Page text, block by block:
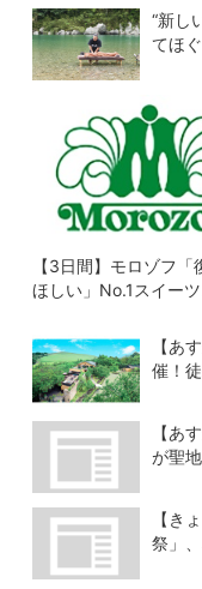
“新し
てほ
【3日間】モロゾフ「
ほしい」No.1スイー
3865票から選ばれた
定販売
【あ
催！
【あ
が聖
【き
祭」